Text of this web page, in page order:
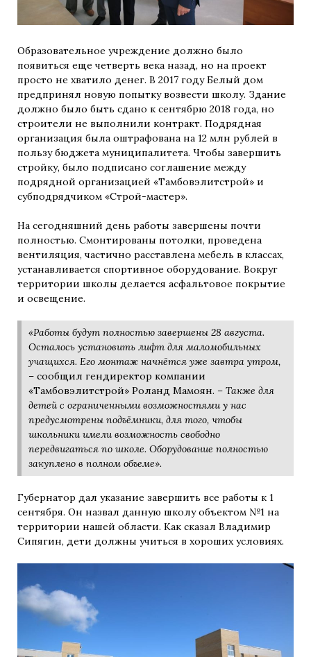
Образовательное учреждение должно было
появиться еще четверть века назад, но на проект
просто не хватило денег. В 2017 году Белый дом
предпринял новую попытку возвести школу. Здание
должно было быть сдано к сентябрю 2018 года, но
строители не выполнили контракт. Подрядная
организация была оштрафована на 12 млн рублей в
пользу бюджета муниципалитета. Чтобы завершить
стройку, было подписано соглашение между
подрядной организацией «Тамбовэлитстрой» и
субподрядчиком «Строй-мастер».
На сегодняшний день работы завершены почти
полностью. Смонтированы потолки, проведена
вентиляция, частично расставлена мебель в классах,
устанавливается спортивное оборудование. Вокруг
территории школы делается асфальтовое покрытие
и освещение.
«Работы будут полностью завершены 28 августа.
Осталось установить лифт для маломобильных
учащихся. Его монтаж начнётся уже завтра утром,
– сообщил гендиректор компании
«Тамбовэлитстрой» Роланд Мамоян. – Также для
детей с ограниченными возможностями у нас
предусмотрены подъёмники, для того, чтобы
школьники имели возможность свободно
передвигаться по школе. Оборудование полностью
закуплено в полном объеме».
Губернатор дал указание завершить все работы к 1
сентября. Он назвал данную школу объектом №1 на
территории нашей области. Как сказал Владимир
Сипягин, дети должны учиться в хороших условиях.